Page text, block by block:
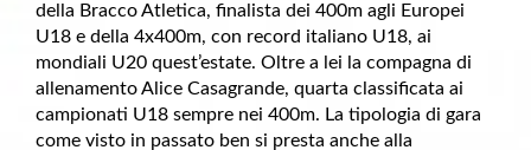
della Bracco Atletica, finalista dei 400m agli Europei
U18 e della 4x400m, con record italiano U18, ai
mondiali U20 quest’estate. Oltre a lei la compagna di
allenamento Alice Casagrande, quarta classificata ai
campionati U18 sempre nei 400m. La tipologia di gara
come visto in passato ben si presta anche alla